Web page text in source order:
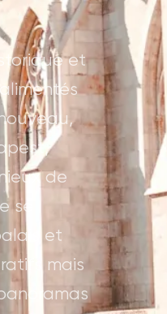
et
de
se
et
mais